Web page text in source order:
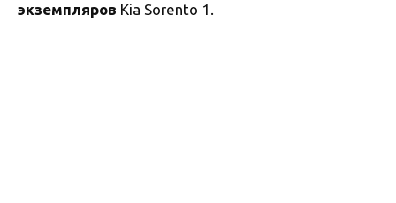
экземпляров Kia Sorento 1.